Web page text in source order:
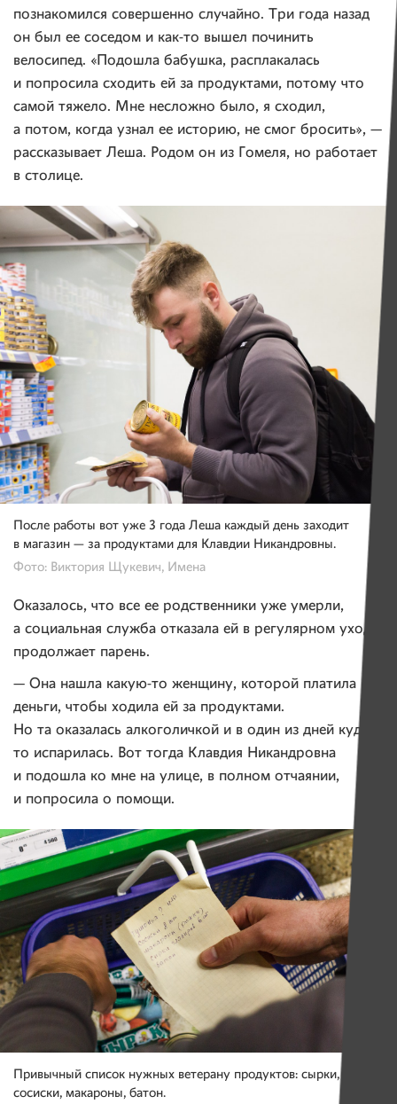
познакомился совершенно случайно. Три года назад
он был ее соседом и как-то вышел починить
велосипед. «Подошла бабушка, расплакалась
и попросила сходить ей за продуктами, потому что
самой тяжело. Мне несложно было, я сходил,
а потом, когда узнал ее историю, не смог бросить», —
рассказывает Леша. Родом он из Гомеля, но работает
в столице.
После работы вот уже 3 года Леша каждый день заходит
в магазин — за продуктами для Клавдии Никандровны.
Фото: Виктория Щукевич, Имена
Оказалось, что все ее родственники уже умерли,
а социальная служба отказала ей в регулярном уходе,
продолжает парень.
— Она нашла какую-то женщину, которой платила
деньги, чтобы ходила ей за продуктами.
Но та оказалась алкоголичкой и в один из дней куда-
то испарилась. Вот тогда Клавдия Никандровна
и подошла ко мне на улице, в полном отчаянии,
и попросила о помощи.
Привычный список нужных ветерану продуктов: сырки,
сосиски, макароны, батон.